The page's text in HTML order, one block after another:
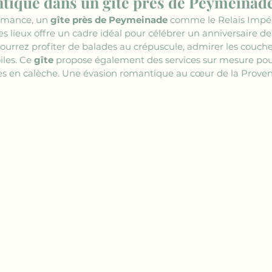
un gîte près de Peymeinade comme le Relais
lieux offre un cadre idéal pour célébrer un anniversaire
profiter de balades au crépuscule, admirer les
Ce gîte propose également des services sur mesure
en calèche. Une évasion romantique au cœur de la